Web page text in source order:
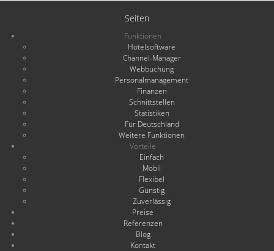
Seiten
Funktionen
Hotelsoftware
Channel-Manager
Webbuchung
Personalmanagement
Finanzen
Schnittstellen
Statistiken
Für Deutschland
Weitere Funktionen
Vorteile
Einfach
Mobil
Flexibel
Günstig
Zuverlässig
Preise
Referenzen
Blog
Kontakt